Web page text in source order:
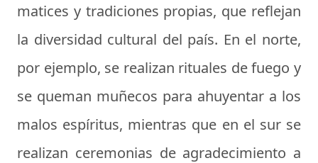
matices y tradiciones propias, que reflejan
la diversidad cultural del país. En el norte,
por ejemplo, se realizan rituales de fuego y
se queman muñecos para ahuyentar a los
malos espíritus, mientras que en el sur se
realizan ceremonias de agradecimiento a